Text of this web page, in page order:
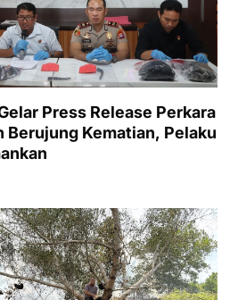
Press Release Perkara
Berujung Kematian, Pelaku